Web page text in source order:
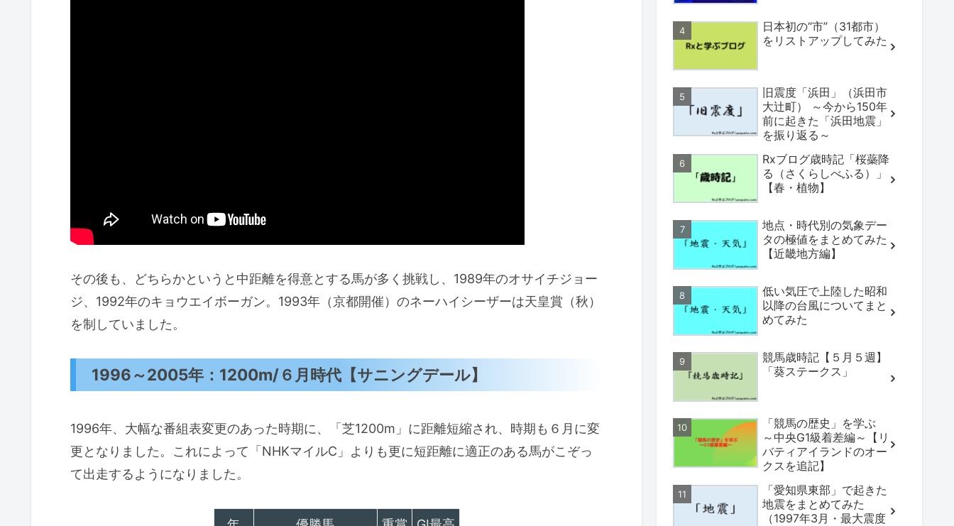
その後も、どちらかというと中距離を得意とする馬が多く挑戦し、1989年のオサイチジョー
ジ、1992年のキョウエイボーガン。1993年（京都開催）のネーハイシーザーは天皇賞（秋）
を制していました。
1996～2005年：1200m/６月時代【サニングデール】
1996年、大幅な番組表変更のあった時期に、「芝1200m」に距離短縮され、時期も６月に変
更となりました。これによって「NHKマイルC」よりも更に短距離に適正のある馬がこぞっ
て出走するようになりました。
日本初の“市”（31都市）
をリストアップしてみた
旧震度「浜田」（浜田市
大辻町） ～今から150年
前に起きた「浜田地震」
を振り返る～
Rxブログ歳時記「桜蘂降
る（さくらしべふる）」
【春・植物】
地点・時代別の気象デー
タの極値をまとめてみた
【近畿地方編】
低い気圧で上陸した昭和
以降の台風についてまと
めてみた
競馬歳時記【５月５週】
「葵ステークス」
「競馬の歴史」を学ぶ
～中央G1級着差編～【リ
バティアイランドのオー
クスを追記】
「愛知県東部」で起きた
地震をまとめてみた
（1997年3月・最大震度